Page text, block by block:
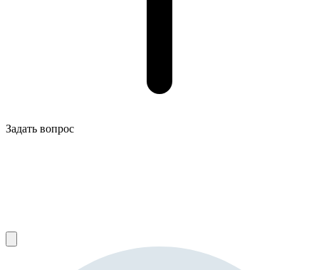
Задать вопрос